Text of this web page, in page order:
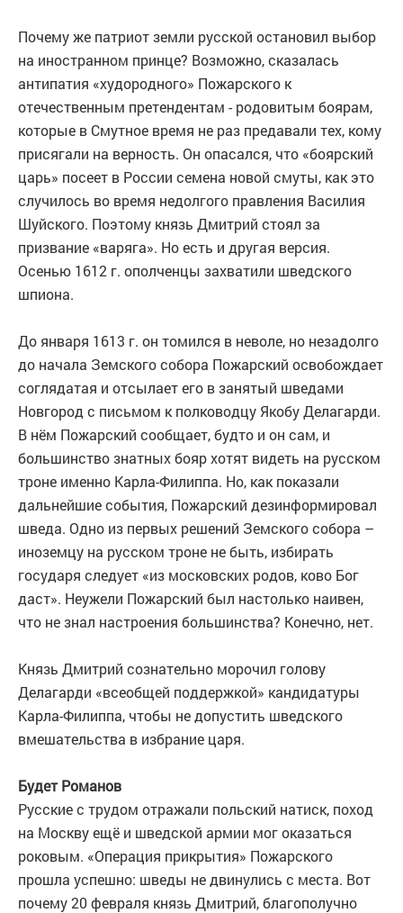
Почему же патриот земли русской остановил выбор
на иностранном принце? Возможно, сказалась
антипатия «худородного» Пожарского к
отечественным претендентам - родовитым боярам,
которые в Смутное время не раз предавали тех, кому
присягали на верность. Он опасался, что «боярский
царь» посеет в России семена новой смуты, как это
случилось во время недолгого правления Василия
Шуйского. Поэтому князь Дмитрий стоял за
призвание «варяга». Но есть и другая версия.
Осенью 1612 г. ополченцы захватили шведского
шпиона.
До января 1613 г. он томился в неволе, но незадолго
до начала Земского собора Пожарский освобождает
соглядатая и отсылает его в занятый шведами
Новгород с письмом к полководцу Якобу Делагарди.
В нём Пожарский сообщает, будто и он сам, и
большинство знатных бояр хотят видеть на русском
троне именно Карла-Филиппа. Но, как показали
дальнейшие события, Пожарский дезинформировал
шведа. Одно из первых решений Земского собора –
иноземцу на русском троне не быть, избирать
государя следует «из московских родов, ково Бог
даст». Неужели Пожарский был настолько наивен,
что не знал настроения большинства? Конечно, нет.
Князь Дмитрий сознательно морочил голову
Делагарди «всеобщей поддержкой» кандидатуры
Карла-Филиппа, чтобы не допустить шведского
вмешательства в избрание царя.
Будет Романов
Русские с трудом отражали польский натиск, поход
на Москву ещё и шведской армии мог оказаться
роковым. «Операция прикрытия» Пожарского
прошла успешно: шведы не двинулись с места. Вот
почему 20 февраля князь Дмитрий, благополучно